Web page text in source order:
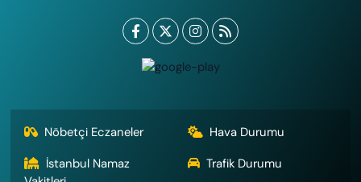
Nöbetçi Eczaneler
Hava Durumu
İstanbul Namaz
Trafik Durumu